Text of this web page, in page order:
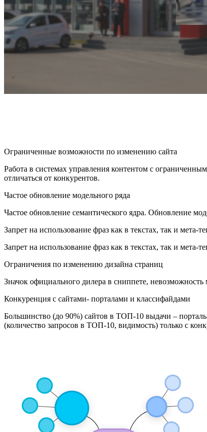
Ограниченные возможности по изменению сайта
Работа в системах управления контентом с
отличаться от конкурентов.
Частое обновление модельного ряда
Частое обновление семантического ядра. Обновление
Запрет на использование фраз как в текстах, так и мета-
Запрет на использование фраз как в текстах, так и
Ограничения по изменению дизайна страниц
Значок официального дилера в сниппете,
Конкуренция с сайтами- порталами и классифайдами
Большинство (до 90%) сайтов в ТОП-10 выдачи –
(количество запросов в ТОП-10, видимость) только с